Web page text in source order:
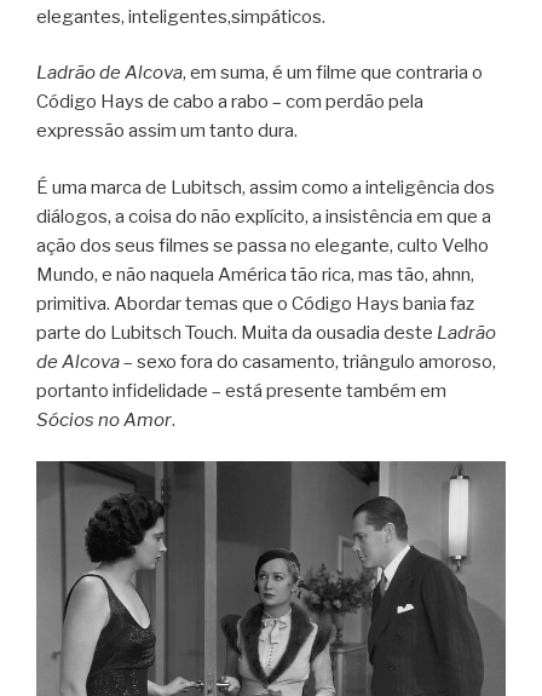
elegantes, inteligentes,simpáticos.
Ladrão de Alcova, em suma, é um filme que contraria o
Código Hays de cabo a rabo – com perdão pela
expressão assim um tanto dura.
É uma marca de Lubitsch, assim como a inteligência dos
diálogos, a coisa do não explícito, a insistência em que a
ação dos seus filmes se passa no elegante, culto Velho
Mundo, e não naquela América tão rica, mas tão, ahnn,
primitiva. Abordar temas que o Código Hays bania faz
parte do Lubitsch Touch. Muita da ousadia deste Ladrão
de Alcova– sexo fora do casamento, triângulo amoroso,
portanto infidelidade – está presente também em
Sócios no Amor.